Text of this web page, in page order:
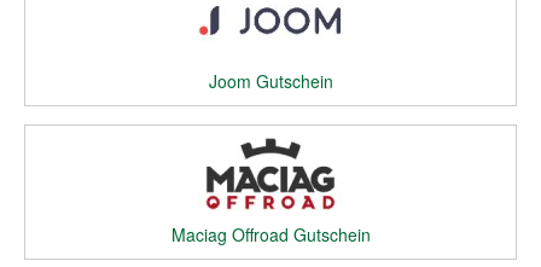
Joom Gutschein
Maciag Offroad Gutschein